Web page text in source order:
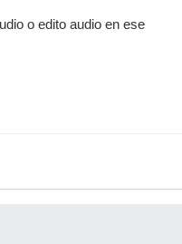
o edito audio en ese